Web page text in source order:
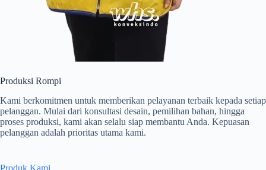
Produksi Rompi
Kami berkomitmen untuk memberikan pelayanan terbaik kepada setiap
pelanggan. Mulai dari konsultasi desain, pemilihan bahan, hingga
proses produksi, kami akan selalu siap membantu Anda. Kepuasan
pelanggan adalah prioritas utama kami.
Produk Kami